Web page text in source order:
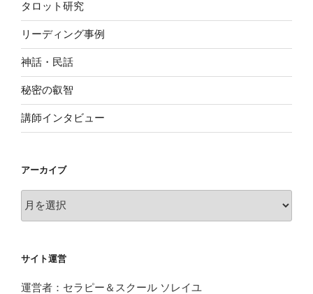
タロット研究
リーディング事例
神話・民話
秘密の叡智
講師インタビュー
アーカイブ
ー
ブ
サイト運営
運営者：セラピー＆スクール ソレイユ